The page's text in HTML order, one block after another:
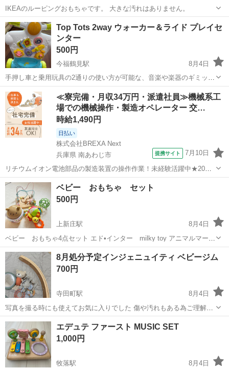
IKEAのルーピングおもちゃです。 大きな汚れはありません。
大阪 豊中市 ベビー用品
Top Tots 2way ウォーカー＆ライド プレイセ
ンター
500円
今福鶴見駅
8月4日
手押し車と乗用玩具の2通りの使い方が可能な、音楽や楽器のギミック
を備えた知育玩具です。 - 機能: 2way（手押し車・乗用玩具） - 主な
ギミック: ピアノ鍵盤、楽器モチーフ、回転式パーツ - カラー: ホワイ
ト、ライト...
大阪 大阪市 今福鶴見駅 ベビー用品 プレイセンター
≪寮完備・月収34万円・派遣社員≫機械系工
場での機械操作・製造オペレーター 交…
時給1,490円
日払い
株式会社BREXA Next
兵庫県 南あわじ市
提携サイト 7月10日
リチウムイオン電池部品の製造装置の操作作業！未経験活躍中★20～
50代の男性活躍中！嬉しい時給1,490円！生活支援物資事前対応可◎ワ
ンルーム寮完備！赴任旅費会社負担！正社員登用制度あり◎《兵庫県
南あわじ市》 人気の工場の...
兵庫 南あわじ市 その他
ベビー おもちゃ セット
500円
上新庄駅
8月4日
ベビー おもちゃ4点セット エド•インター milky toy アニマルマーチ
（ルーピング） combi くるくるゆらリン 西松屋 からころカメさんの
おでかけトイ オーボール ラトル 写真の通り裏面に汚れがあります。
オー...
大阪 大阪市 上新庄駅 ベビー用品
8月処分予定インジェニュイティ ベビージム
700円
寺田町駅
8月4日
写真を撮る時にも使えてお気に入りでした 傷や汚れもある為ご理解頂
ける方よろしくお願いいたします 他ベビーグッズとまとめてで100円
引き
大阪 大阪市 寺田町駅 ベビー用品
エデュテ ファースト MUSIC SET
1,000円
牧落駅
8月4日